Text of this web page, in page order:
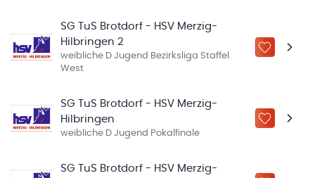
SG TuS Brotdorf - HSV Merzig-
Hilbringen 2
weibliche D Jugend Bezirksliga Staffel
West
ZU „MEINE
SG TuS Brotdorf - HSV Merzig-
Hilbringen
weibliche D Jugend Pokalfinale
ZU „MEINE
SG TuS Brotdorf - HSV Merzig-